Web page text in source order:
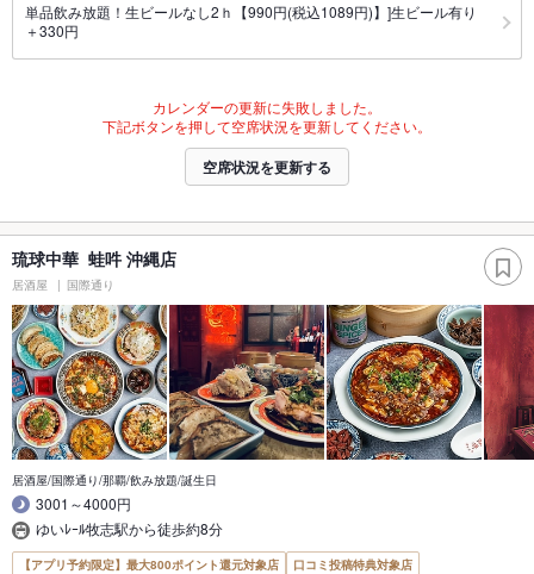
単品飲み放題！生ビールなし2ｈ【990円(税込1089円)】]生ビール有り
＋330円
カレンダーの更新に失敗しました。
下記ボタンを押して空席状況を更新してください。
空席状況を更新する
琉球中華 蛙吽 沖縄店
居酒屋 国際通り
居酒屋/国際通り/那覇/飲み放題/誕生日
3001～4000円
ゆいﾚｰﾙ牧志駅から徒歩約8分
【アプリ予約限定】最大800ポイント還元対象店 口コミ投稿特典対象店